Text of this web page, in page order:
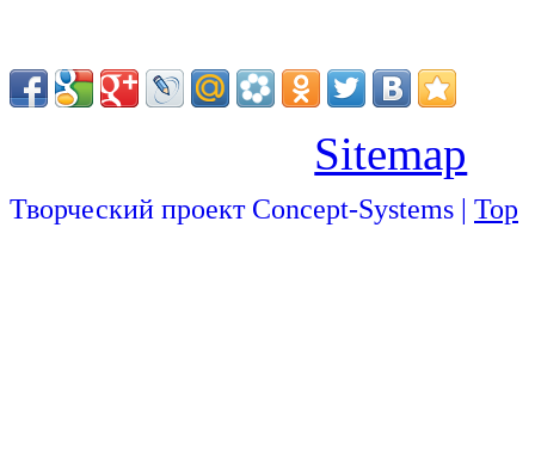
Sitemap
Творческий проект Concept-Systems | Top